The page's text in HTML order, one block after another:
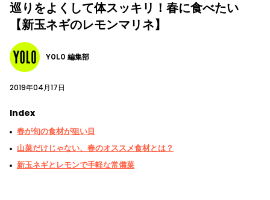
巡りをよくして体スッキリ！春に食べたい
【新玉ネギのレモンマリネ】
YOLO 編集部
2019年04月17日
Index
春が旬の食材が狙い目
山菜だけじゃない、春のオススメ食材とは？
新玉ネギとレモンで手軽な常備菜